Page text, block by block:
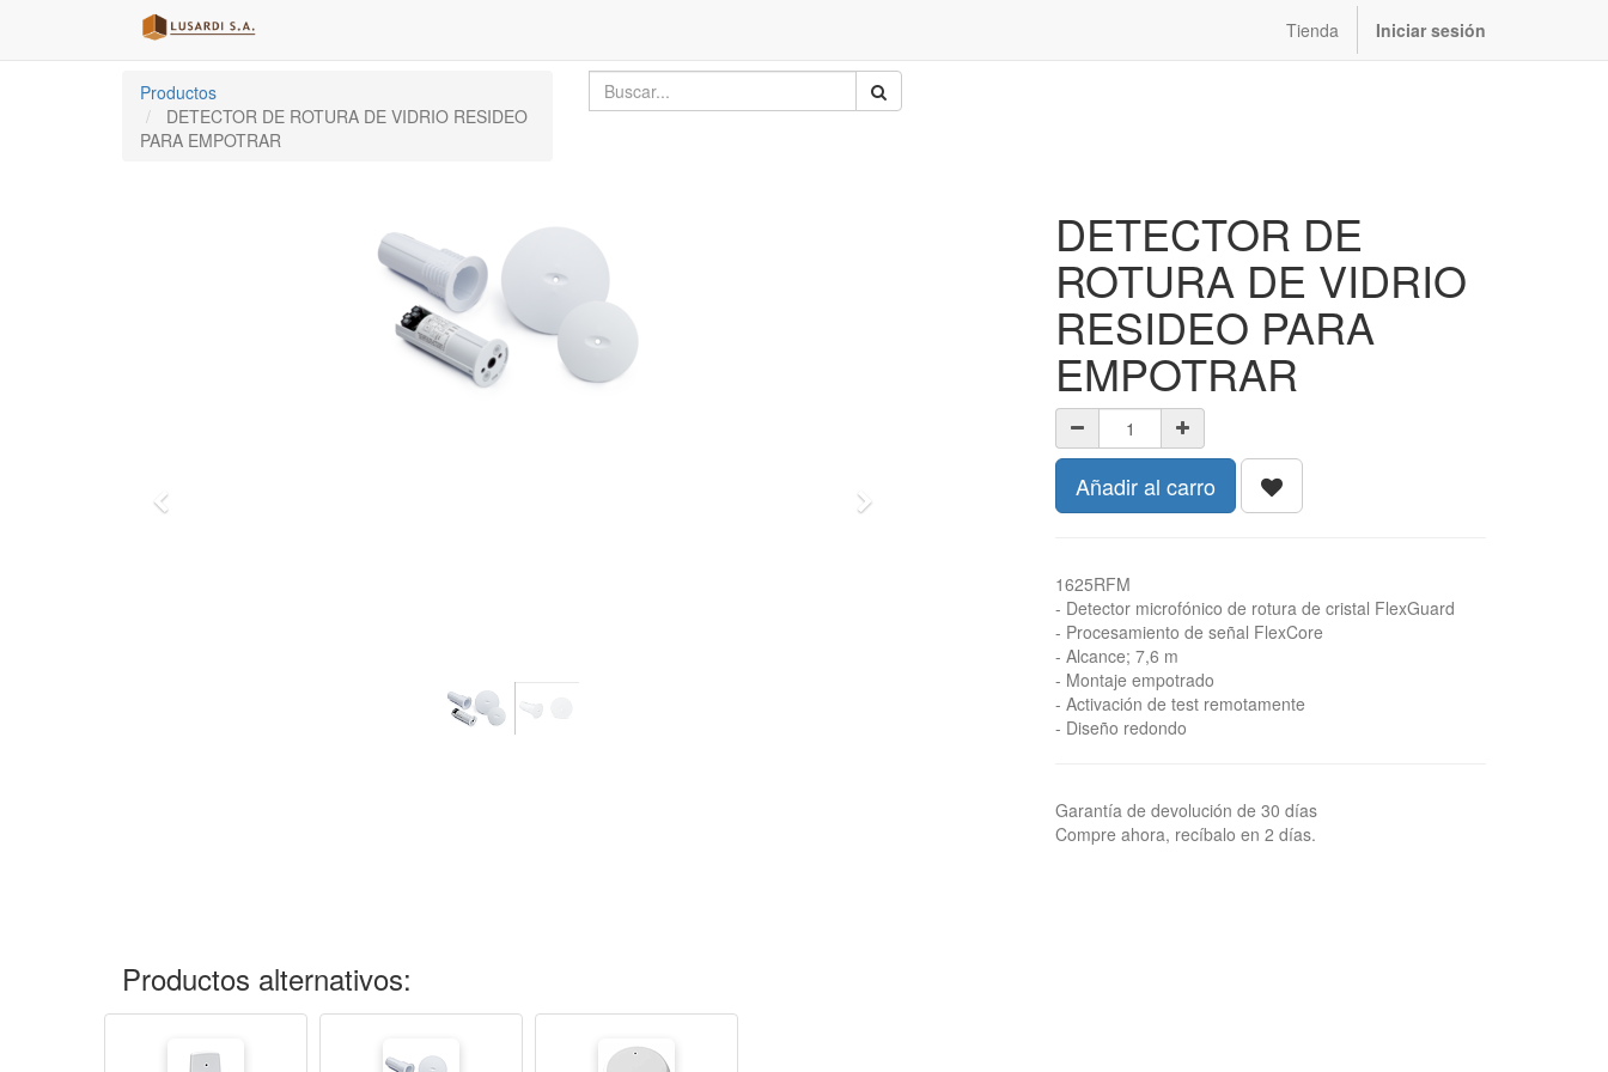
Tienda Iniciar sesión
Productos
DETECTOR DE ROTURA DE VIDRIO RESIDEO
PARA EMPOTRAR
Siguiente
DETECTOR DE
ROTURA DE VIDRIO
RESIDEO PARA
EMPOTRAR
Añadir al carro
1625RFM
- Detector microfónico de rotura de cristal FlexGuard
- Procesamiento de señal FlexCore
- Alcance; 7,6 m
- Montaje empotrado
- Activación de test remotamente
- Diseño redondo
Garantía de devolución de 30 días
Compre ahora, recíbalo en 2 días.
Productos alternativos: